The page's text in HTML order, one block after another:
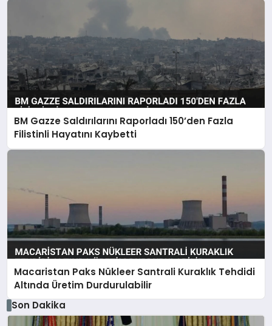
BM Gazze Saldırılarını Raporladı 150’den Fazla
Filistinli Hayatını Kaybetti
Macaristan Paks Nükleer Santrali Kuraklık Tehdidi
Altında Üretim Durdurulabilir
Son Dakika